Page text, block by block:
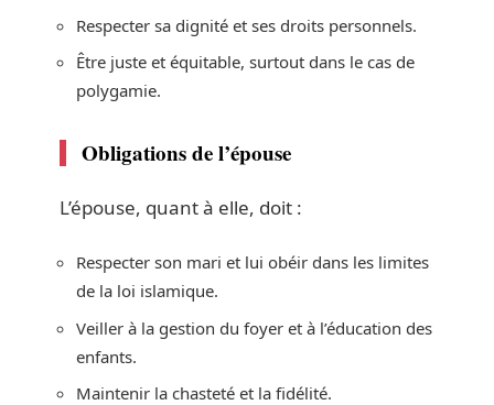
Respecter sa dignité et ses droits personnels.
Être juste et équitable, surtout dans le cas de
polygamie.
Obligations de l’épouse
L’épouse, quant à elle, doit :
Respecter son mari et lui obéir dans les limites
de la loi islamique.
Veiller à la gestion du foyer et à l’éducation des
enfants.
Maintenir la chasteté et la fidélité.